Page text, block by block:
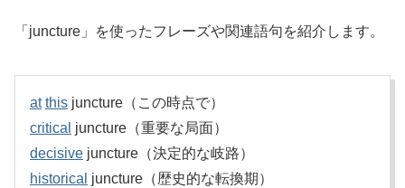
「juncture」を使ったフレーズや関連語句を紹介します。
at this juncture（この時点で）
critical juncture（重要な局面）
decisive juncture（決定的な岐路）
historical juncture（歴史的な転換期）